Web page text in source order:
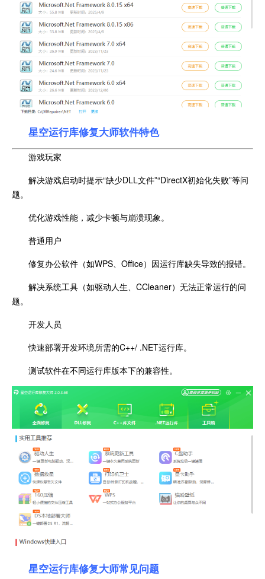
星空运行库修复大师软件特色
游戏玩家
解决游戏启动时提示“缺少DLL文件”“DirectX初始化失败”等问
题。
优化游戏性能，减少卡顿与崩溃现象。
普通用户
修复办公软件（如WPS、Office）因运行库缺失导致的报错。
解决系统工具（如驱动人生、CCleaner）无法正常运行的问
题。
开发人员
快速部署开发环境所需的C++/ .NET运行库。
测试软件在不同运行库版本下的兼容性。
星空运行库修复大师常见问题